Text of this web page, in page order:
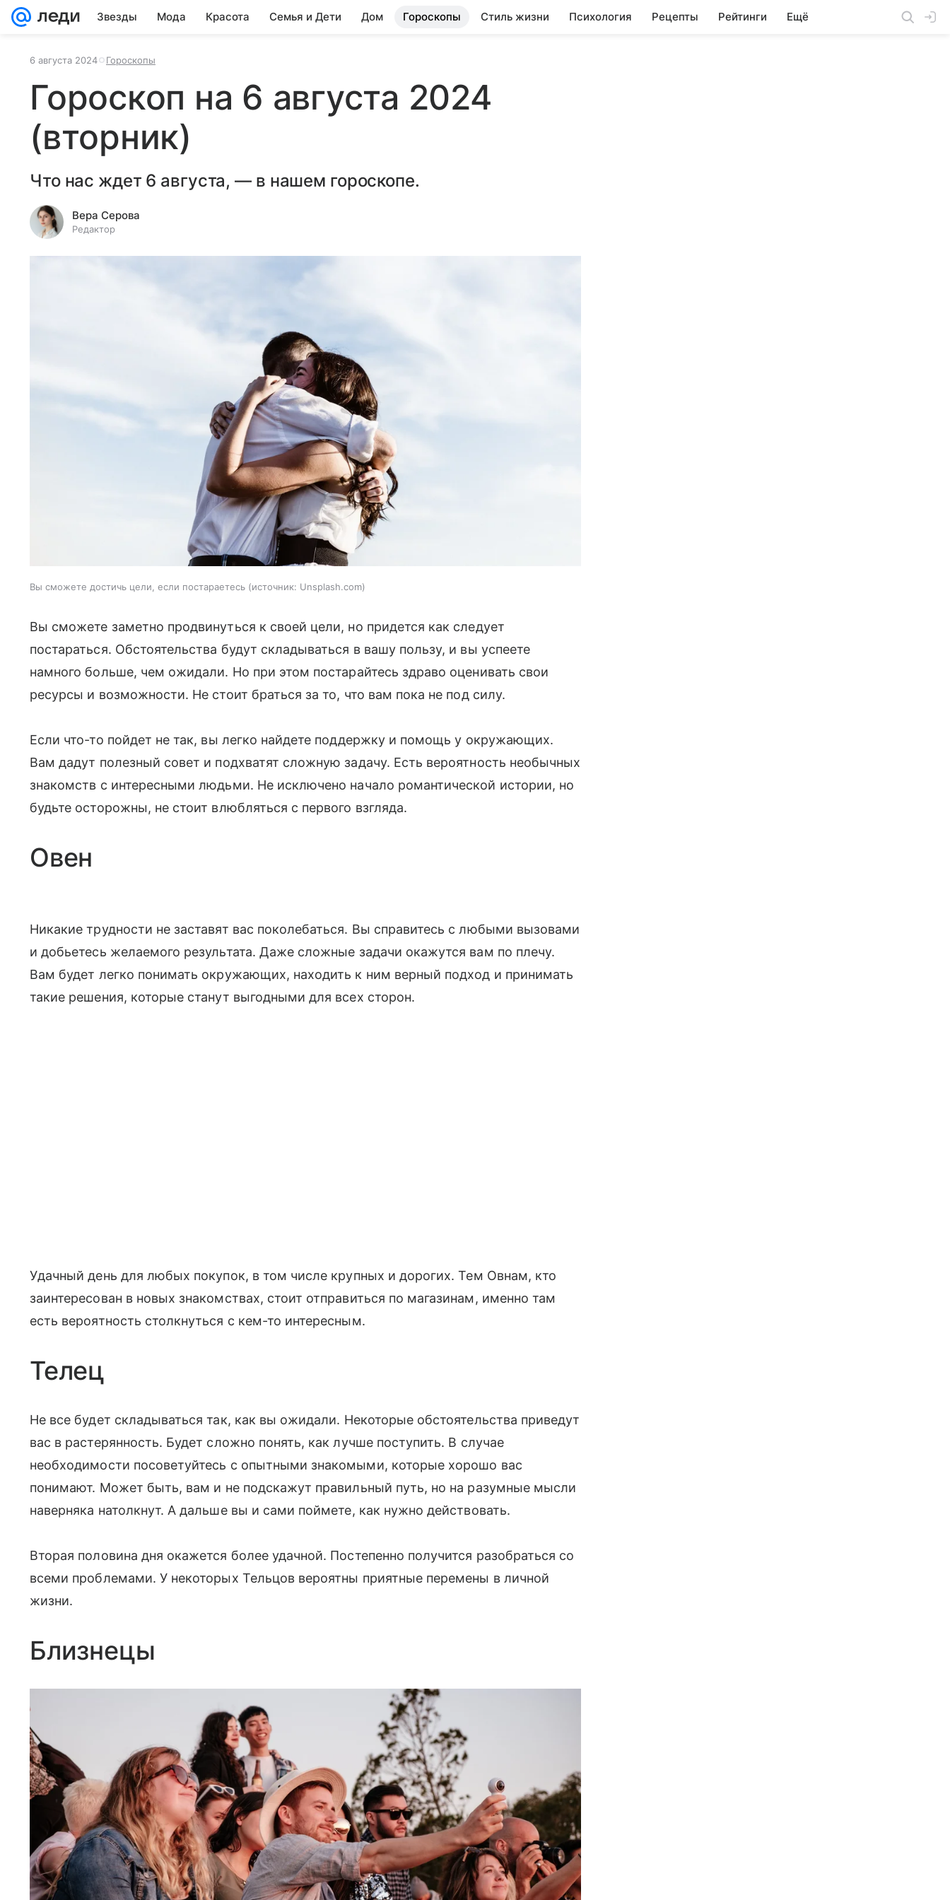
Звезды Мода Красота Семья и Дети Дом Гороскопы Стиль жизни Психология Рецепты Рейтинги Ещё
6 августа 2024 Гороскопы
Гороскоп на 6 августа 2024
(вторник)
Что нас ждет 6 августа, — в нашем гороскопе.
Вера Серова
Редактор
Вы сможете достичь цели, если постараетесь источник: Unsplash.com
Вы сможете заметно продвинуться к своей цели, но придется как следует
постараться. Обстоятельства будут складываться в вашу пользу, и вы успеете
намного больше, чем ожидали. Но при этом постарайтесь здраво оценивать свои
ресурсы и возможности. Не стоит браться за то, что вам пока не под силу.
Если что-то пойдет не так, вы легко найдете поддержку и помощь у окружающих.
Вам дадут полезный совет и подхватят сложную задачу. Есть вероятность необычных
знакомств с интересными людьми. Не исключено начало романтической истории, но
будьте осторожны, не стоит влюбляться с первого взгляда.
Овен
Никакие трудности не заставят вас поколебаться. Вы справитесь с любыми вызовами
и добьетесь желаемого результата. Даже сложные задачи окажутся вам по плечу.
Вам будет легко понимать окружающих, находить к ним верный подход и принимать
такие решения, которые станут выгодными для всех сторон.
Удачный день для любых покупок, в том числе крупных и дорогих. Тем Овнам, кто
заинтересован в новых знакомствах, стоит отправиться по магазинам, именно там
есть вероятность столкнуться с кем-то интересным.
Телец
Не все будет складываться так, как вы ожидали. Некоторые обстоятельства приведут
вас в растерянность. Будет сложно понять, как лучше поступить. В случае
необходимости посоветуйтесь с опытными знакомыми, которые хорошо вас
понимают. Может быть, вам и не подскажут правильный путь, но на разумные мысли
наверняка натолкнут. А дальше вы и сами поймете, как нужно действовать.
Вторая половина дня окажется более удачной. Постепенно получится разобраться со
всеми проблемами. У некоторых Тельцов вероятны приятные перемены в личной
жизни.
Близнецы